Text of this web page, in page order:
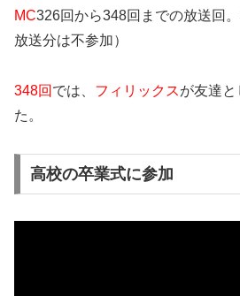
MC326回から348回までの放送回
放送分は不参加）
348回 では、 フィリックスが友達
た。
高校の卒業式に参加